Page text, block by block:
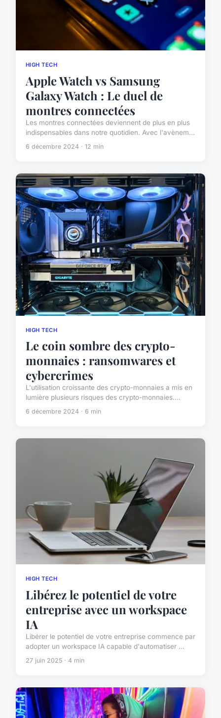
HIGH TECH
Apple Watch vs Samsung
Galaxy Watch : Le duel de
montres connectées
Les montres connectées deviennent de plus en plus
indispensables dans notre quotidien. Avec l'avènem...
6 décembre 2024 · 12 min
HIGH TECH
Le coin sombre des crypto-
monnaies : ransomwares et
cybercrimes
L'utilisation croissante des crypto-monnaies a mis en
lumière plusieurs risques des crypto-monnaies....
6 décembre 2024 · 6 min
HIGH TECH
Libérez le potentiel de votre
entreprise avec un workspace
IA
Libérer le potentiel de votre entreprise commence par
adopter un workspace IA capable d'automatiser ...
27 juin 2025 · 4 min